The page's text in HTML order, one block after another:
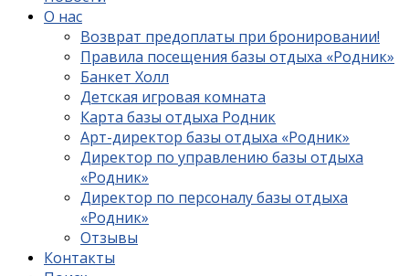
О нас
Возврат предоплаты при бронировании!
Правила посещения базы отдыха «Родник»
Банкет Холл
Детская игровая комната
Карта базы отдыха Родник
Арт-директор базы отдыха «Родник»
Директор по управлению базы отдыха
«Родник»
Директор по персоналу базы отдыха
«Родник»
Отзывы
Контакты